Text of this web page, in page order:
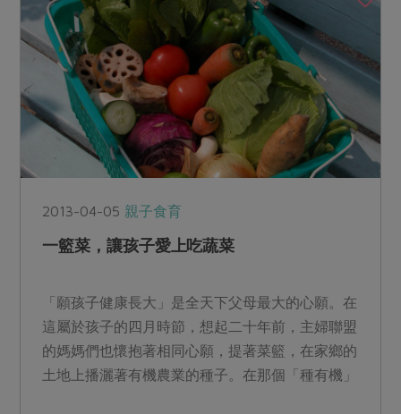
2013-04-05 親子食育
一籃菜，讓孩子愛上吃蔬菜
「願孩子健康長大」是全天下父母最大的心願。在
這屬於孩子的四月時節，想起二十年前，主婦聯盟
的媽媽們也懷抱著相同心願，提著菜籃，在家鄉的
土地上播灑著有機農業的種子。在那個「種有機」